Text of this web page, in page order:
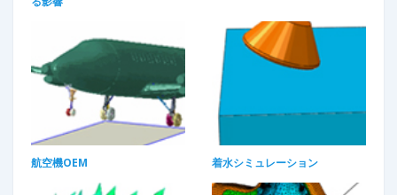
航空機OEM​ 着水シミュレーション